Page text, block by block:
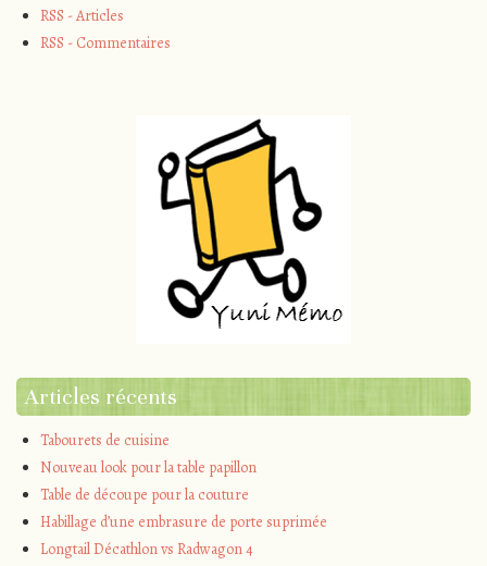
RSS - Articles
RSS - Commentaires
Articles récents
Tabourets de cuisine
Nouveau look pour la table papillon
Table de découpe pour la couture
Habillage d’une embrasure de porte suprimée
Longtail Décathlon vs Radwagon 4